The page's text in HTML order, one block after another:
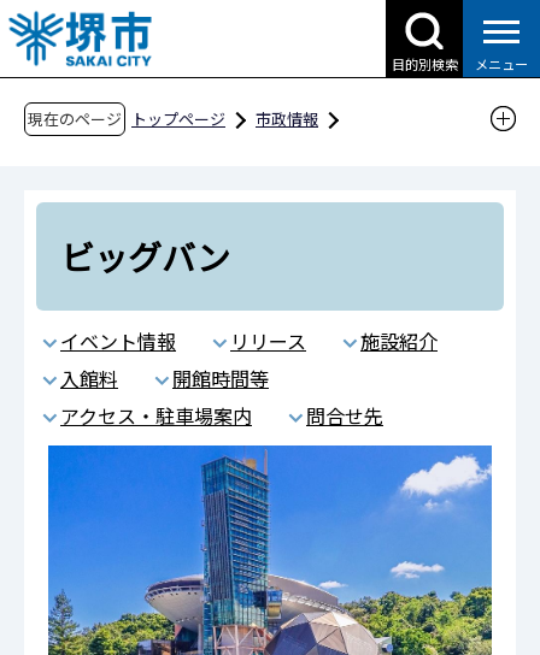
こ
の
ペ
目的別検索 メニュー
現在のページ トップページ
市政情報
お出かけスポット
ビッグバン
ビッグバン
イベント情報 リリース
施設紹介
入館料
開館時間等
アクセス・駐車場案内
問合せ先